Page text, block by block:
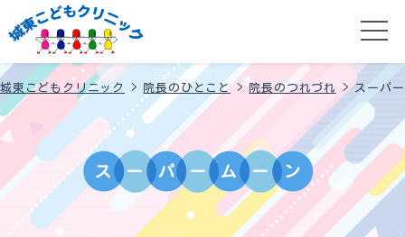
城東こどもクリニック > 院長のひとこと>院長のつれづれ >スーパ
ス ー パ ー ム ー ン